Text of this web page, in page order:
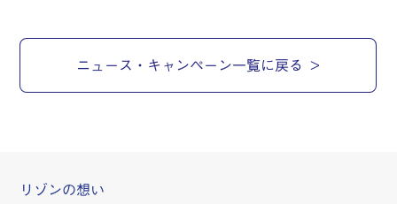
ニュース・キャンペーン一覧に戻る
リゾンの想い